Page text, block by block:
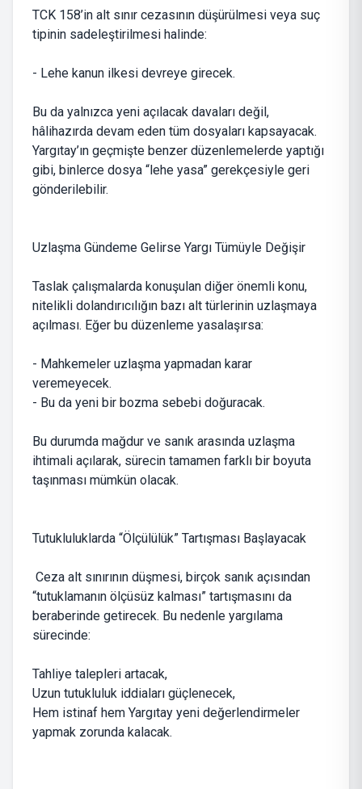
TCK 158’in alt sınır cezasının düşürülmesi veya suç
tipinin sadeleştirilmesi halinde:
- Lehe kanun ilkesi devreye girecek.
Bu da yalnızca yeni açılacak davaları değil,
hâlihazırda devam eden tüm dosyaları kapsayacak.
Yargıtay’ın geçmişte benzer düzenlemelerde yaptığı
gibi, binlerce dosya “lehe yasa” gerekçesiyle geri
gönderilebilir.
Uzlaşma Gündeme Gelirse Yargı Tümüyle Değişir
Taslak çalışmalarda konuşulan diğer önemli konu,
nitelikli dolandırıcılığın bazı alt türlerinin uzlaşmaya
açılması. Eğer bu düzenleme yasalaşırsa:
- Mahkemeler uzlaşma yapmadan karar
veremeyecek.
- Bu da yeni bir bozma sebebi doğuracak.
Bu durumda mağdur ve sanık arasında uzlaşma
ihtimali açılarak, sürecin tamamen farklı bir boyuta
taşınması mümkün olacak.
Tutukluluklarda “Ölçülülük” Tartışması Başlayacak
Ceza alt sınırının düşmesi, birçok sanık açısından
“tutuklamanın ölçüsüz kalması” tartışmasını da
beraberinde getirecek. Bu nedenle yargılama
sürecinde:
Tahliye talepleri artacak,
Uzun tutukluluk iddiaları güçlenecek,
Hem istinaf hem Yargıtay yeni değerlendirmeler
yapmak zorunda kalacak.